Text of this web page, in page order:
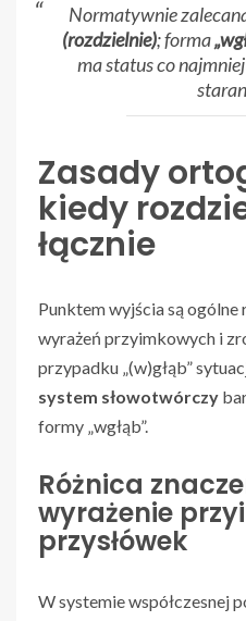
Normatywnie
(rozdzielnie); forma
ma status co
Zasady
kiedy
łącznie
Punktem wyjścia są
wyrażeń przyimkowych i
przypadku „(w)głąb”
system słowotwórczy
formy „wgłąb”.
Różnica
wyrażenie
przysłówek
W systemie współczesnej